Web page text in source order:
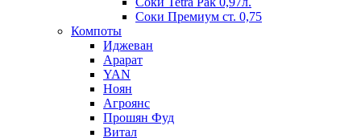
Соки Премиум ст. 0,75
Компоты
Иджеван
Арарат
YAN
Ноян
Агроянс
Прошян Фуд
Витал